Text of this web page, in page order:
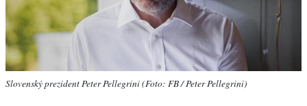
Slovenský prezident Peter Pellegrini (Foto: FB / Peter Pellegrini)